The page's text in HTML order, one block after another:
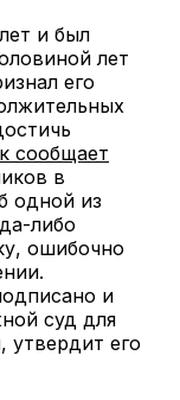
и был
лет
его
сообщает
в
одной из
либо
ошибочно
и
суд для
утвердит его